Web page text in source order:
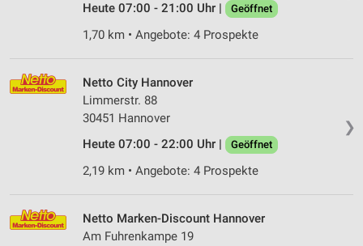
Heute 07:00 - 21:00 Uhr |
Geöffnet
1,70 km • Angebote: 4 Prospekte
❯
Netto City Hannover
Limmerstr. 88
30451 Hannover
Heute 07:00 - 22:00 Uhr |
Geöffnet
2,19 km • Angebote: 4 Prospekte
Netto Marken-Discount Hannover
Am Fuhrenkampe 19